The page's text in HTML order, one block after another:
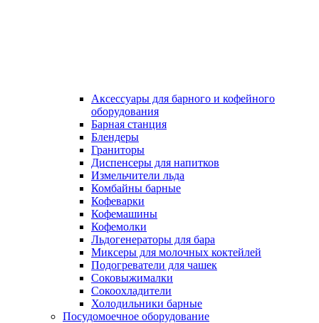
Аксессуары для барного и кофейного
оборудования
Барная станция
Блендеры
Граниторы
Диспенсеры для напитков
Измельчители льда
Комбайны барные
Кофеварки
Кофемашины
Кофемолки
Льдогенераторы для бара
Миксеры для молочных коктейлей
Подогреватели для чашек
Соковыжималки
Сокоохладители
Холодильники барные
Посудомоечное оборудование